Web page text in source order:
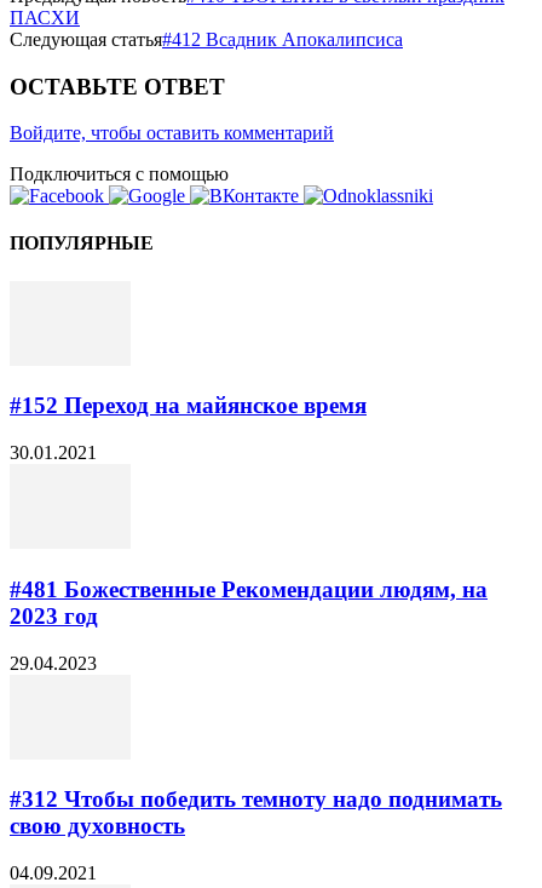
ПАСХИ
Следующая статья#412 Всадник Апокалипсиса
ОСТАВЬТЕ ОТВЕТ
Войдите, чтобы оставить комментарий
Подключиться с помощью
ПОПУЛЯРНЫЕ
#152 Переход на майянское время
30.01.2021
#481 Божественные Рекомендации людям, на
2023 год
29.04.2023
#312 Чтобы победить темноту надо поднимать
свою духовность
04.09.2021